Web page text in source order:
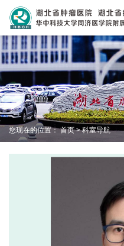
您现在的位置： 首页>科室导航